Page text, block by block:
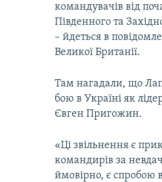
командувачів від
Південного та
– йдеться в
Великої Британії.
Там нагадали, що
бою в Україні як
Євген Пригожин.
«Ці звільнення є
командирів за
ймовірно, є спробою